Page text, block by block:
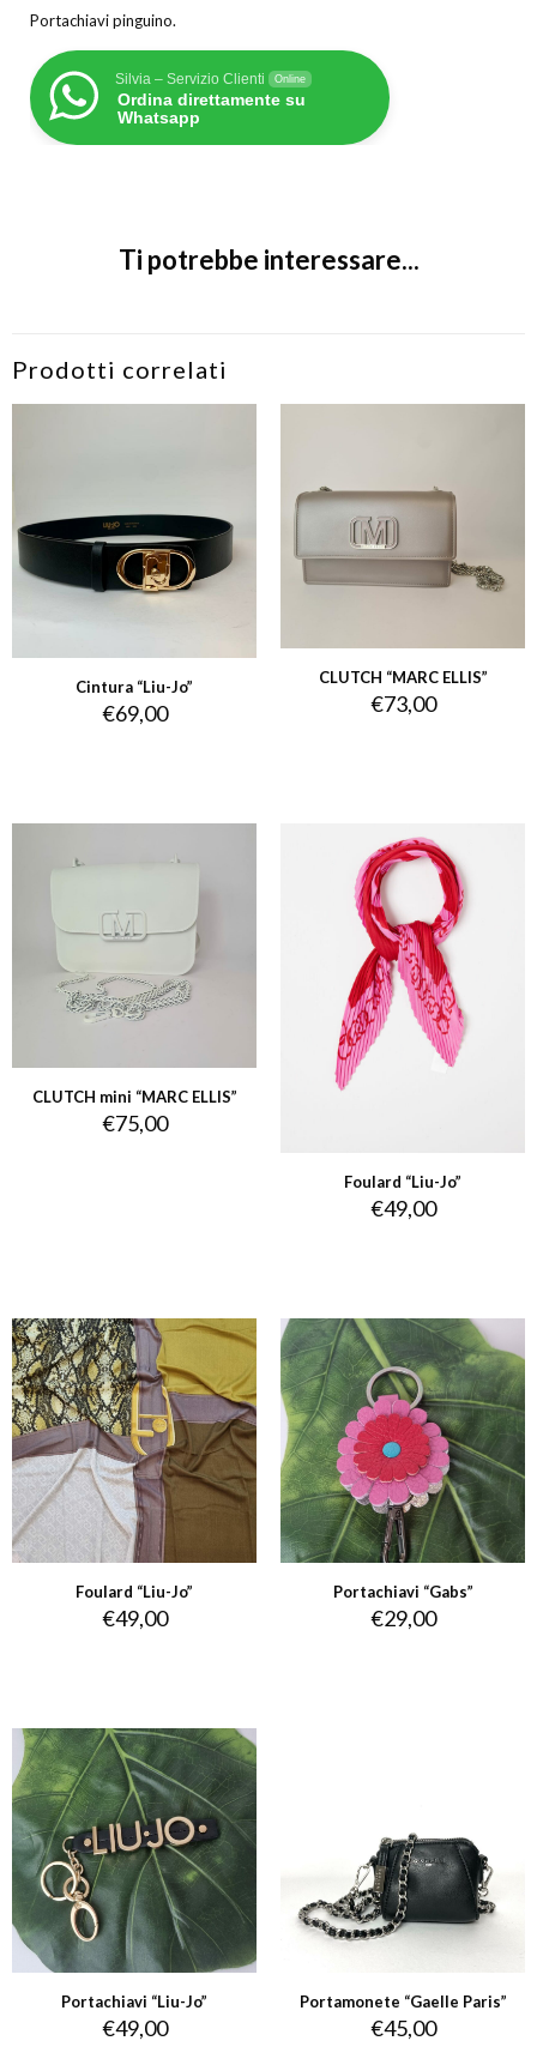
Portachiavi pinguino.
Silvia – Servizio Clienti Online
Ordina direttamente su
Whatsapp
Ti potrebbe interessare...
Prodotti correlati
Cintura “Liu-Jo”
€69,00
CLUTCH “MARC ELLIS”
€73,00
CLUTCH mini “MARC ELLIS”
€75,00
Foulard “Liu-Jo”
€49,00
Foulard “Liu-Jo”
€49,00
Portachiavi “Gabs”
€29,00
Portachiavi “Liu-Jo”
€49,00
Portamonete “Gaelle Paris”
€45,00